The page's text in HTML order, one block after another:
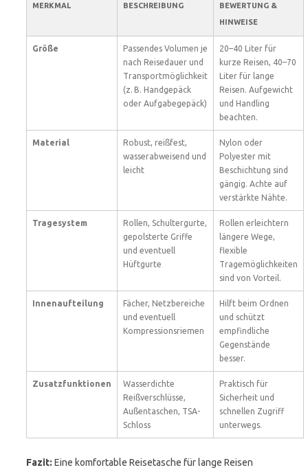
MERKMAL BESCHREIBUNG
BEWERTUNG &
HINWEISE
Größe
Passendes Volumen je
nach Reisedauer und
Transportmöglichkeit
(z. B. Handgepäck
oder Aufgabegepäck)
20–40 Liter für
kurze Reisen, 40–70
Liter für lange
Reisen. Aufgewicht
und Handling
beachten.
Material
Robust, reißfest,
wasserabweisend und
leicht
Nylon oder
Polyester mit
Beschichtung sind
gängig. Achte auf
verstärkte Nähte.
Tragesystem
Rollen, Schultergurte,
gepolsterte Griffe
und eventuell
Hüftgurte
Rollen erleichtern
längere Wege,
flexible
Tragemöglichkeiten
sind von Vorteil.
Innenaufteilung
Fächer, Netzbereiche
und eventuell
Kompressionsriemen
Hilft beim Ordnen
und schützt
empfindliche
Gegenstände
besser.
Zusatzfunktionen
Wasserdichte
Reißverschlüsse,
Außentaschen, TSA-
Schloss
Praktisch für
Sicherheit und
schnellen Zugriff
unterwegs.
Fazit: Eine komfortable Reisetasche für lange Reisen